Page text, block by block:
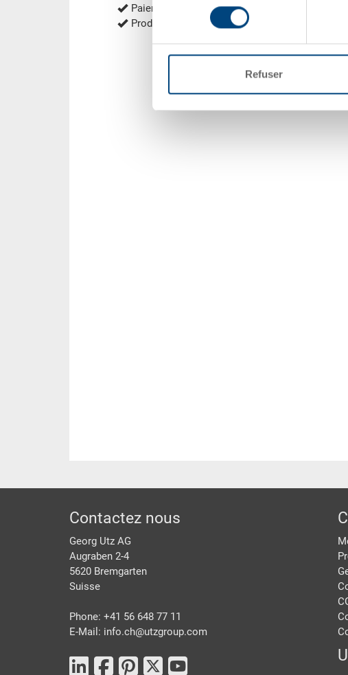
consentement
Refuser
Paiement contre facture, Paiement d'avance
Production durable au rendement énergétique
pied de page
Contactez nous
Georg Utz AG
Augraben 2-4
5620 Bremgarten
Suisse
Phone: +41 56 648 77 11
E-Mail: info.ch@utzgroup.com